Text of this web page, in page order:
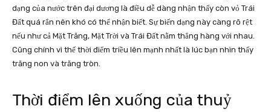
dạng của nước trên đại dương là điều dễ dàng nhận thấy còn vỏ Trái
Đất quá rắn nên khó có thể nhận biết. Sự biến dạng này càng rõ rệt
nếu như cả Mặt Trăng, Mặt Trời và Trái Đất nằm thẳng hàng với nhau.
Cũng chính vì thế thời điểm triều lên mạnh nhất là lúc bạn nhìn thấy
trăng non và trăng tròn.
Thời điểm lên xuống của thuỷ